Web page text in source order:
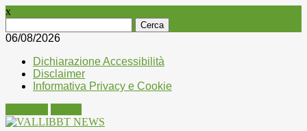
x
per:
06/08/2026
Dichiarazione Accessibilità
Disclaimer
Informativa Privacy e Cookie